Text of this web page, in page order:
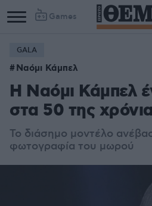
Games
GALA
Ναόμι Κάμπελ
Η Ναόμι Κάμπελ
στα 50 της χρόνια
Το διάσημο μοντέλο
φωτογραφία του μωρού